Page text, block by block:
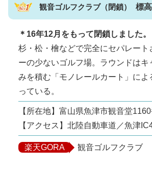
観音ゴルフクラブ 標
＊16年12月をもって閉鎖しました。
杉・松・檜などで完全にセパレート
ーの少ないゴルフ場。ラウンドはキ
みを積む「モノレールカート」によ
っている。
【所在地】富山県魚津市観音堂
【アクセス】北陸自動車道／魚津
楽天GORA 観音ゴルフクラブ